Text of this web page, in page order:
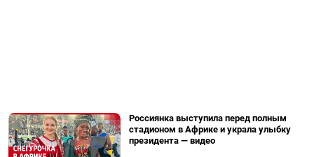
Россиянка выступила перед полным
стадионом в Африке и украла улыбку
президента — видео